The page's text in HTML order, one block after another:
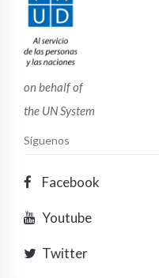
on behalf of
the UN System
Síguenos
Facebook
Youtube
Twitter